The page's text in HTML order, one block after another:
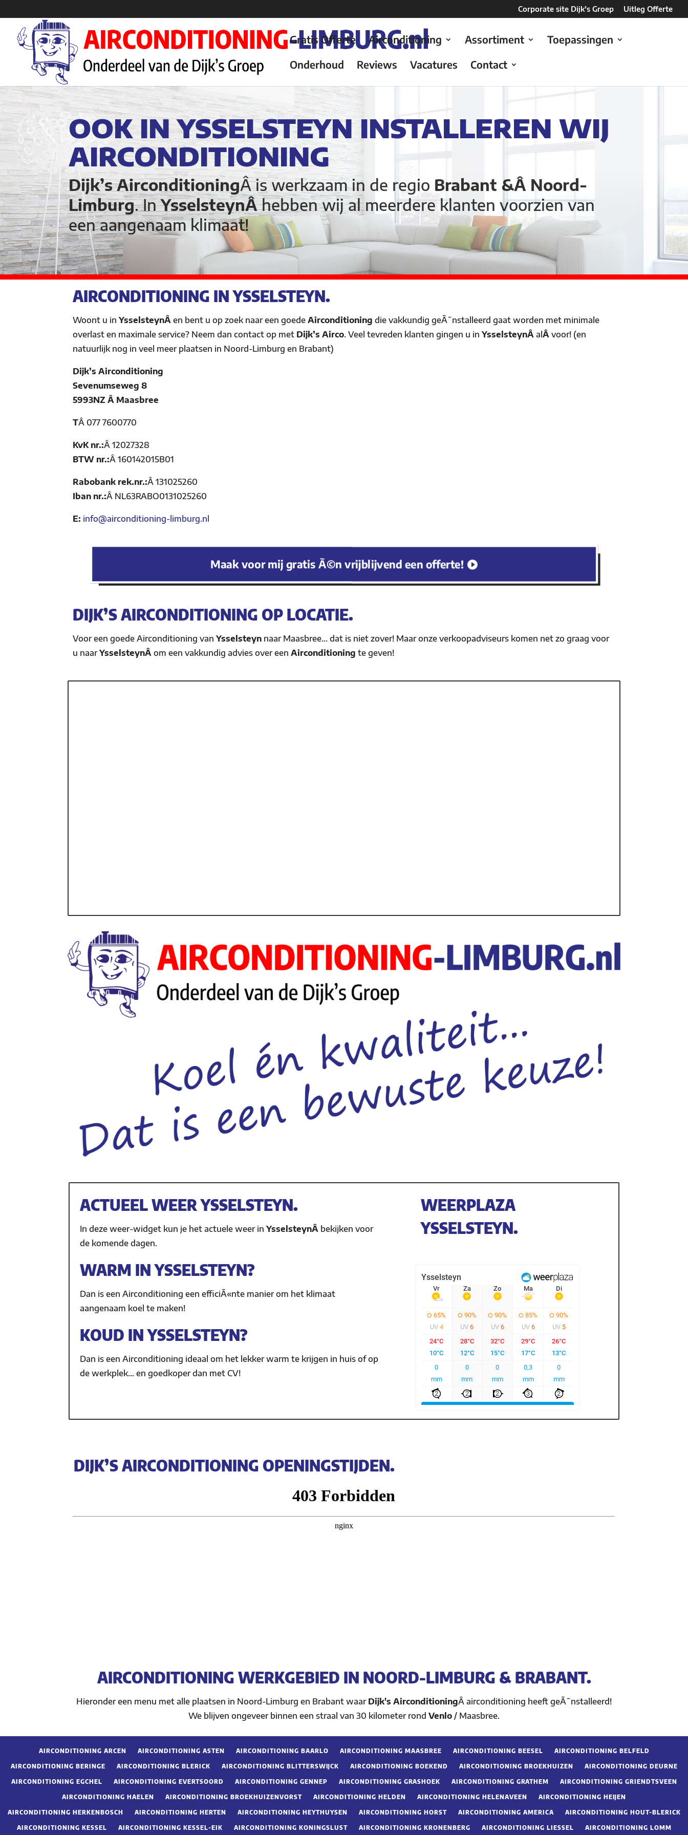
Corporate site Dijk’s Groep Uitleg Offerte
Gratis Offerte Airconditioning Assortiment
Toepassingen
Onderhoud
Reviews Vacatures Contact
OOK IN YSSELSTEYN INSTALLEREN WIJ
AIRCONDITIONING
Dijk’s AirconditioningÂ is werkzaam in de regio Brabant &Â Noord-
Limburg. InYsselsteynÂhebben wij al meerdere klanten voorzien van
een aangenaam klimaat!
AIRCONDITIONING IN YSSELSTEYN.
Woont u inYsselsteynÂ en bent u op zoek naar een goede Airconditioning die vakkundig geÃ¯nstalleerd gaat worden met minimale
overlast en maximale service? Neem dan contact op met Dijk’s Airco. Veel tevreden klanten gingen u inYsselsteynÂ alÂ voor! (en
natuurlijk nog in veel meer plaatsen in Noord-Limburg en Brabant)
Dijk’s Airconditioning
Sevenumseweg 8
5993NZ Â Maasbree
TÂ 077 7600770
KvK nr.:Â 12027328
BTW nr.:Â 160142015B01
Rabobank rek.nr.:Â 131025260
Iban nr.:Â NL63RABO0131025260
E: info@airconditioning-limburg.nl
Maak voor mij gratis Ã©n vrijblijvend een offerte!
DIJK’S AIRCONDITIONING OP LOCATIE.
Voor een goede Airconditioning vanYsselsteyn naar Maasbree… dat is niet zover! Maar onze verkoopadviseurs komen net zo graag voor
u naarYsselsteynÂ om een vakkundig advies over een Airconditioning te geven!
ACTUEEL WEER YSSELSTEYN.
In deze weer-widget kun je het actuele weer inYsselsteynÂ bekijken voor
de komende dagen.
WARM IN YSSELSTEYN?
Dan is een Airconditioning een efficiÃ«nte manier om het klimaat
aangenaam koel te maken!
KOUD IN YSSELSTEYN?
Dan is een Airconditioning ideaal om het lekker warm te krijgen in huis of op
de werkplek… en goedkoper dan met CV!
WEERPLAZA
YSSELSTEYN.
DIJK’S AIRCONDITIONING OPENINGSTIJDEN.
AIRCONDITIONING WERKGEBIED IN NOORD-LIMBURG & BRABANT.
Hieronder een menu met alle plaatsen in Noord-Limburg en Brabant waar Dijk's AirconditioningÂ airconditioning heeft geÃ¯nstalleerd!
We blijven ongeveer binnen een straal van 30 kilometer rond Venlo / Maasbree.
AIRCONDITIONING ARCEN AIRCONDITIONING ASTEN AIRCONDITIONING BAARLO AIRCONDITIONING MAASBREE AIRCONDITIONING BEESEL
AIRCONDITIONING BELFELD
AIRCONDITIONING BERINGE
AIRCONDITIONING BLERICK AIRCONDITIONING BLITTERSWIJCK AIRCONDITIONING BOEKEND AIRCONDITIONING BROEKHUIZEN
AIRCONDITIONING DEURNE
AIRCONDITIONING EGCHEL
AIRCONDITIONING EVERTSOORD AIRCONDITIONING GENNEP AIRCONDITIONING GRASHOEK AIRCONDITIONING GRATHEM
AIRCONDITIONING GRIENDTSVEEN
AIRCONDITIONING HAELEN
AIRCONDITIONING BROEKHUIZENVORST AIRCONDITIONING HELDEN AIRCONDITIONING HELENAVEEN
AIRCONDITIONING HEIJEN
AIRCONDITIONING HERKENBOSCH
AIRCONDITIONING HERTEN AIRCONDITIONING HEYTHUYSEN AIRCONDITIONING HORST AIRCONDITIONING AMERICA
AIRCONDITIONING HOUT-BLERICK
AIRCONDITIONING KESSEL
AIRCONDITIONING KESSEL-EIK AIRCONDITIONING KONINGSLUST AIRCONDITIONING KRONENBERG AIRCONDITIONING LIESSEL AIRCONDITIONING LOMM